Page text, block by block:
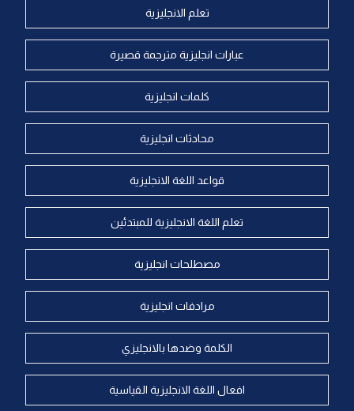
تعلم الانجليزية
عبارات انجليزية مترجمة قصيرة
كلمات انجليزية
محادثات انجليزية
قواعد اللغة الانجليزية
تعلم اللغة الانجليزية للمبتدئين
مصطلحات انجليزية
مرادفات انجليزية
الكلمة وضدها بالانجليزي
افعال اللغة الانجليزية القياسية